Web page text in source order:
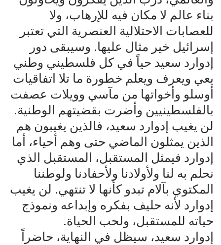
بناء عالم لا مكان فيه للإرهاب، ولا
للعصابات الاحتلالية العنصرية التي تعتبر
إسرائيل خير مثال عليها. وسيبقى دور
إدوارد سعيد حياً في كل فلسطيني وطني
يعي ويعرف ويعلم خطورة ما تلا اتفاقيات
أوسلو وأخواتها من مآسي وويلات عصفت
بالفلسطينيين وأضرت بقضيتهم الوطنية.
لن يغيب إدوارد سعيد، فالذين يغيبون هم
الذين يمثلون الماضي حتى وهم أحياء، أما
إدوارد فيمثل المستقبل، المستقبل الذي
نحلم به لنا ولأولادنا ولأحفادنا ولوطننا
المكتوي بآلام تبدو كأنها لا تنتهي. لن يغيب
إدوارد لأنه حليف بفكره وإبداعه ونموذج
حياته للمستقبل، ولحب الحياة.
إدوارد سعيد، سيظل في النهاية، حاضراً